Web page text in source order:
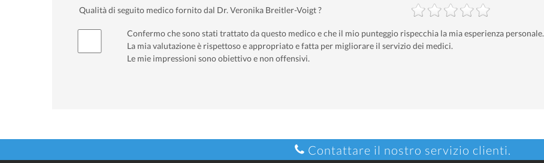
Qualità di seguito medico fornito dal Dr. Veronika Breitler-Voigt ?
Confermo che sono stati trattato da questo medico e che il mio punteggio rispecchia la mia esperienza personale.
La mia valutazione è rispettoso e appropriato e fatta per migliorare il servizio dei medici.
Le mie impressioni sono obiettivo e non offensivi.
Contattare il nostro servizio clienti.